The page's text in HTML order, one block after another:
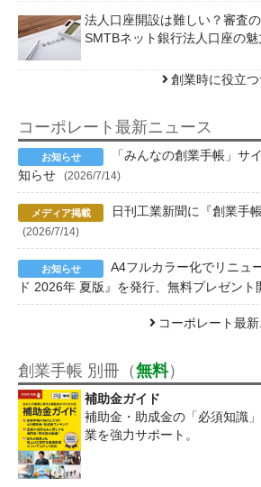
法人口座開設は難しい？審査
SMTBネット銀行法人口座の魅
創業時に役立
コーポレート最新ニュース
「みんなの創業手帳」サ
知らせ
(2026/7/14)
日刊工業新聞に『創業手
(2026/7/14)
A4フルカラー化でリニュ
ド 2026年 夏版』を発行、無料プレゼント
コーポレート最
創業手帳 別冊（無料）
補助金ガイド
補助金・助成金の「必須知識
業を強力サポート。